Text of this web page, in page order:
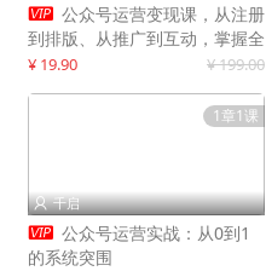
 公众号运营变现课，从注册
到排版、从推广到互动，掌握全
流程，开启个人品牌月入
¥ 19.90 ¥ 199.00
1章1课
 千启
 公众号运营实战：从0到1
的系统突围